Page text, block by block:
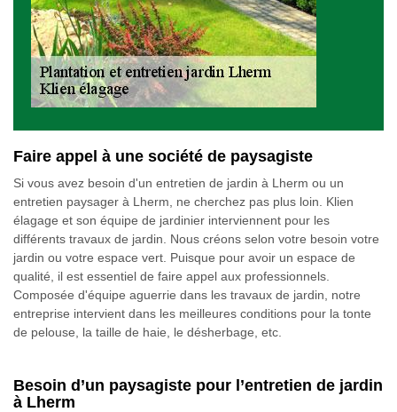
Faire appel à une société de paysagiste
Si vous avez besoin d'un entretien de jardin à Lherm ou un
entretien paysager à Lherm, ne cherchez pas plus loin. Klien
élagage et son équipe de jardinier interviennent pour les
différents travaux de jardin. Nous créons selon votre besoin votre
jardin ou votre espace vert. Puisque pour avoir un espace de
qualité, il est essentiel de faire appel aux professionnels.
Composée d'équipe aguerrie dans les travaux de jardin, notre
entreprise intervient dans les meilleures conditions pour la tonte
de pelouse, la taille de haie, le désherbage, etc.
Besoin d’un paysagiste pour l’entretien de jardin
à Lherm